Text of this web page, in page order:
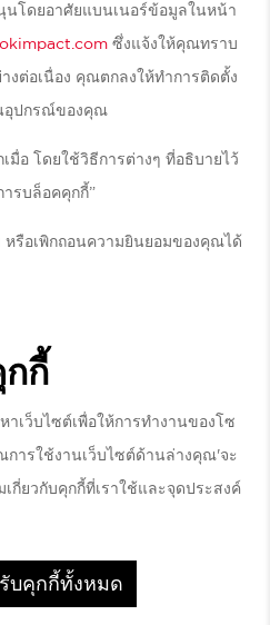
โดยอาศัยแบนเนอร์ข้อมูลในหน้า
ซึ่งแจ้งให้คุณทราบ
งต่อเนื่อง คุณตกลงให้ทำการติดตั้ง
อุปกรณ์ของคุณ
มื่อ โดยใช้วิธีการต่างๆ ที่อธิบายไว้
รบล็อคคุกกี้”
รือเพิกถอนความยินยอมของคุณได้
กี้
าเว็บไซต์เพื่อให้การทำงานของโซ
การใช้งานเว็บไซต์ด้านล่างคุณ'จะ
กี่ยวกับคุกกี้ที่เราใช้และจุดประสงค์
บคุกกี้ทั้งหมด